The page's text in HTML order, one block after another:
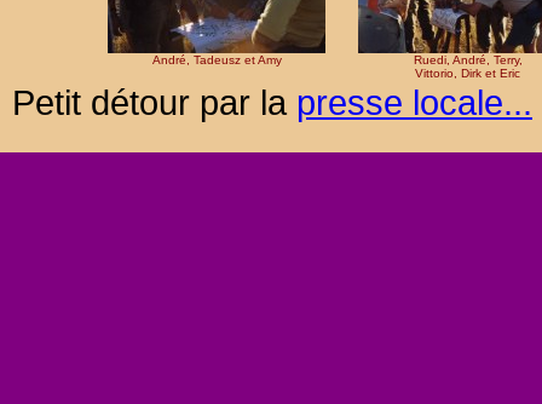
André, Tadeusz et Amy
Ruedi, André, Terry,
Vittorio, Dirk et Eric
Petit détour par la presse locale...